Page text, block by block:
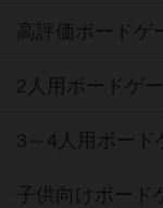
高評価ボードゲ
2人用ボードゲ
3～4人用ボード
子供向けボード